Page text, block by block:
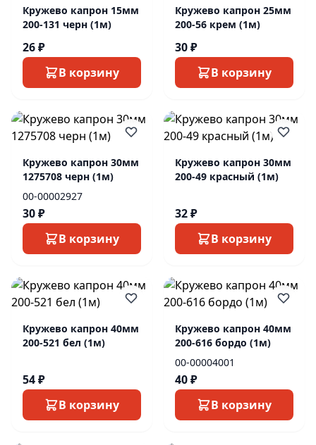
Кружево капрон 15мм
200-131 черн (1м)
26 ₽
В корзину
Кружево капрон 25мм
200-56 крем (1м)
30 ₽
В корзину
Кружево капрон 30мм
1275708 черн (1м)
00-00002927
30 ₽
В корзину
Кружево капрон 30мм
200-49 красный (1м)
32 ₽
В корзину
Кружево капрон 40мм
200-521 бел (1м)
54 ₽
В корзину
Кружево капрон 40мм
200-616 бордо (1м)
00-00004001
40 ₽
В корзину